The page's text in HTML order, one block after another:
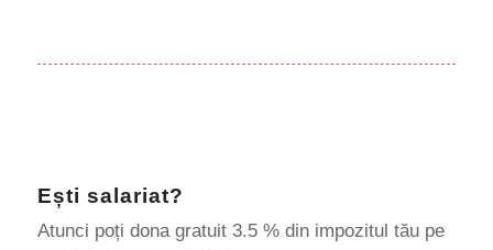
Ești salariat?
Atunci poți dona gratuit 3.5 % din impozitul tău pe